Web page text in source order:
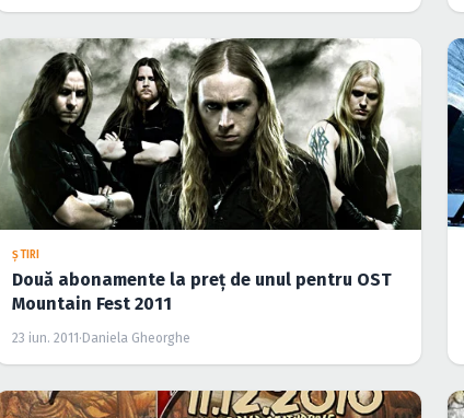
ŞTIRI
Două abonamente la preţ de unul pentru OST
Mountain Fest 2011
23 iun. 2011 · Daniela Gheorghe